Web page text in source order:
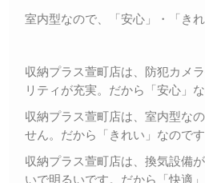
室内型なので、「安心」・「き
収納プラス萱町店は、防犯カメ
リティが充実。だから「安心」な
収納プラス萱町店は、室内型な
せん。だから「きれい」なのです
収納プラス萱町店は、換気設備
いで明るいです。だから「快適」